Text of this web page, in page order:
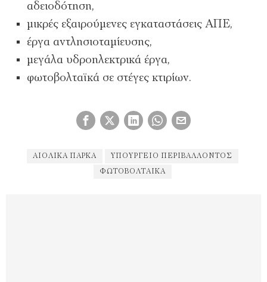
αδειοδότηση,
μικρές εξαιρούμενες εγκαταστάσεις ΑΠΕ,
έργα αντλησιοταμίευσης,
μεγάλα υδροηλεκτρικά έργα,
φωτοβολταϊκά σε στέγες κτιρίων.
ΑΙΟΛΙΚΆ ΠΆΡΚΑ ΥΠΟΥΡΓΕΊΟ ΠΕΡΙΒΆΛΛΟΝΤΟΣ
ΦΩΤΟΒΟΛΤΑΙΚΑ